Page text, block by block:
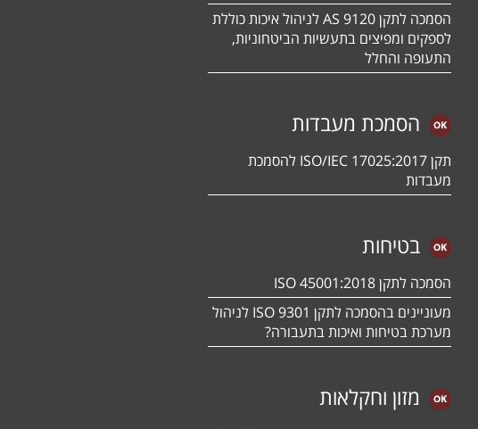
הסמכה לתקן 9120 AS לניהול איכות כוללת
לספקים ומפיצים בתעשיות הביטחוניות,
התעופה והחלל
הסמכת מעבדות
תקן ISO/IEC 17025:2017 להסמכת
מעבדות
בטיחות
הסמכה לתקן ISO 45001:2018
מעוניינים בהסמכה לתקן ISO 9301 לניהול
מערכת בטיחות ואיכות בתעבורה?
מזון וחקלאות